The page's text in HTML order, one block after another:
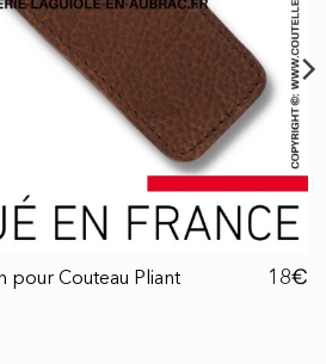
pour Couteau Pliant
18€